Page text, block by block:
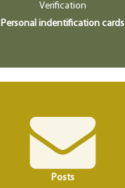
Verification
Personal indentification cards
Posts